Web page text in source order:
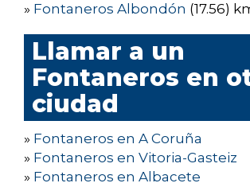
» Fontaneros Albondón (17.56)
Llamar a un
Fontaneros en
ciudad
» Fontaneros en A Coruña
» Fontaneros en Vitoria-Gasteiz
» Fontaneros en Albacete